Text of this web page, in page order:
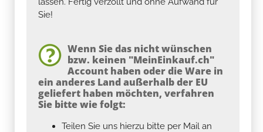
Sie!
Wenn Sie das nicht wünschen
bzw. keinen "MeinEinkauf.ch"
Account haben oder die Ware in
ein anderes Land außerhalb der EU
geliefert haben möchten, verfahren
Sie bitte wie folgt:
Teilen Sie uns hierzu bitte per Mail an